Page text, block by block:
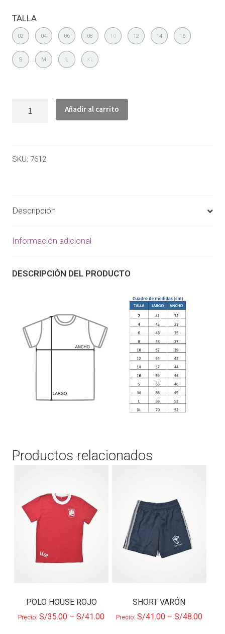
TALLA
02 04 06 08 10 12 14 16
S M L XL
Añadir al carrito
SKU: 7612
Descripción
Información adicional
DESCRIPCIÓN DEL PRODUCTO
Productos relacionados
POLO HOUSE ROJO
Precio: S/35.00 –S/41.00
SHORT VARÓN
Precio: S/41.00– S/48.00